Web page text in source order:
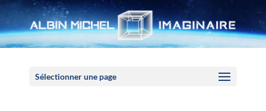
Sélectionner une page
Panneau de gestion des cookies